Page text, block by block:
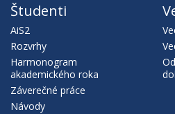
Študenti
AiS2
Rozvrhy
Harmonogram
akademického roka
Záverečné práce
Návody